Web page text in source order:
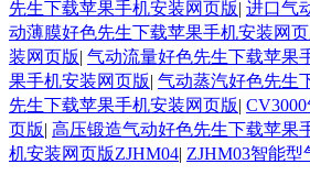
先生下载苹果手机安装网页版| 进口气
动薄膜好色先生下载苹果手机安装网页
装网页版| 气动流量好色先生下载苹果
果手机安装网页版| 气动蒸汽好色先生
先生下载苹果手机安装网页版|
页版| 高压锻造气动好色先生下载苹果
机安装网页版ZJHM04| ZJHM03智能